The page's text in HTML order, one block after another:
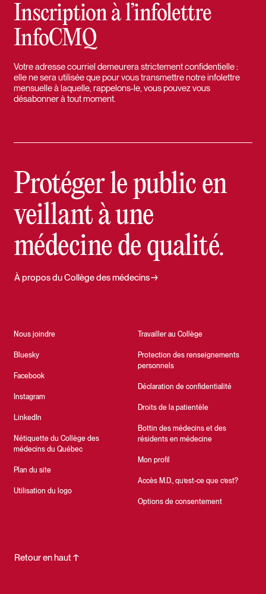
Inscription à l’infolettre
InfoCMQ
Votre adresse courriel demeurera strictement confidentielle :
elle ne sera utilisée que pour vous transmettre notre infolettre
mensuelle à laquelle, rappelons-le, vous pouvez vous
désabonner à tout moment.
Protéger le public en
veillant à une
médecine de qualité.
Nous joindre
Bluesky
Facebook
Instagram
LinkedIn
Nétiquette du Collège des
médecins du Québec
Plan du site
Utilisation du logo
Travailler au Collège
Protection des renseignements
personnels
Déclaration de confidentialité
Droits de la patientèle
Bottin des médecins et des
résidents en médecine
Mon profil
Accès M.D., qu’est-ce que c’est?
Options de consentement
À propos du Collège des médecins
Retour en haut